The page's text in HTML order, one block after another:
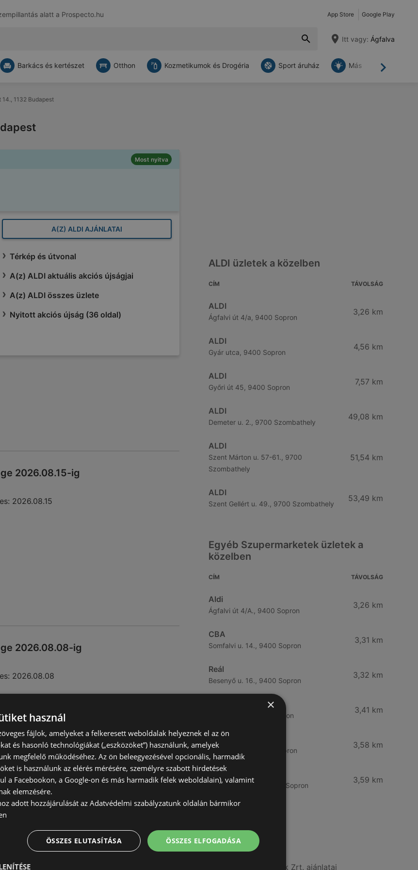
alatt a Prospecto.hu App Store Google Play
Itt vagy: Ágfalva
Tovább
Barkács és kertészet Otthon Kozmetikumok és Drogéria Sport áruház Más
14., 1132 Budapest
Most nyitva
A(Z) ALDI AJÁNLATAI
Térkép és útvonal
A(z) ALDI aktuális akciós újságjai
A(z) ALDI összes üzlete
Nyitott akciós újság (36 oldal)
2026.08.15-ig
2026.08.15
2026.08.08-ig
2026.08.08
ALDI üzletek a közelben
CÍM TÁVOLSÁG
ALDI
Ágfalvi út 4/a, 9400 Sopron
3,26 km
ALDI
Gyár utca, 9400 Sopron
4,56 km
ALDI
Győri út 45, 9400 Sopron
7,57 km
ALDI
Demeter u. 2., 9700 Szombathely
49,08 km
ALDI
Szent Márton u. 57-61., 9700
Szombathely
51,54 km
ALDI
Szent Gellért u. 49., 9700 Szombathely
53,49 km
Egyéb Szupermarketek üzletek a
közelben
CÍM TÁVOLSÁG
Aldi
Ágfalvi út 4/A., 9400 Sopron
3,26 km
CBA
Somfalvi u. 14., 9400 Sopron
3,31 km
Reál
Besenyő u. 16., 9400 Sopron
3,32 km
Ibolya út 15., 9400 Sopron
3,41 km
CBA
Bánfalvi u. 14, 9400 Sopron
3,58 km
Lidl
Bánfalvi út 12. 12, 9400 Sopron
3,59 km
A(z) ALDI ajánlatai
A(z) COOP Szolnok Zrt. ajánlatai
×
használ
fájlok, amelyeket a felkeresett weboldalak helyeznek el az ön
és hasonló technológiákat („eszközöket”) használunk, amelyek
megfelelő működéséhez. Az ön beleegyezésével opcionális, harmadik
is használunk az elérés mérésére, személyre szabott hirdetések
a Facebookon, a Google-on és más harmadik felek weboldalain), valamint
elemzésére.
adott hozzájárulását az Adatvédelmi szabályzatunk oldalán bármikor
ÖSSZES ELFOGADÁSA
ÖSSZES ELUTASÍTÁSA